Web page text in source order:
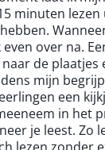
minuten
over na.
de plaatjes
mijn
een
in het
je leest. Zo